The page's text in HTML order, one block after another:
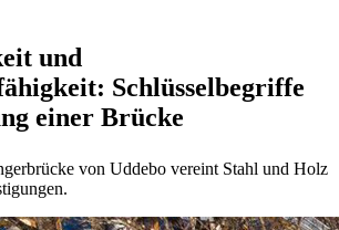
und
Schlüsselbegriffe
einer Brücke
von Uddebo vereint Stahl und Holz